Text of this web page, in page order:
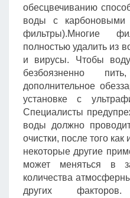
обесцвечиванию
воды с карбоновыми
фильтры).Многие
полностью удалить из
и вирусы. Чтобы
безбоязненно
дополнительное
установке с
Специалисты
воды должно
очистки, после того
некоторые другие
может меняться в
количества
других